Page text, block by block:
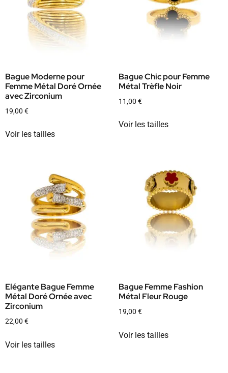
Bague Moderne pour
Femme Métal Doré Ornée
avec Zirconium
19,00 €
Voir les tailles
Bague Chic pour Femme
Métal Trèfle Noir
11,00 €
Voir les tailles
Elégante Bague Femme
Métal Doré Ornée avec
Zirconium
22,00 €
Voir les tailles
Bague Femme Fashion
Métal Fleur Rouge
19,00 €
Voir les tailles